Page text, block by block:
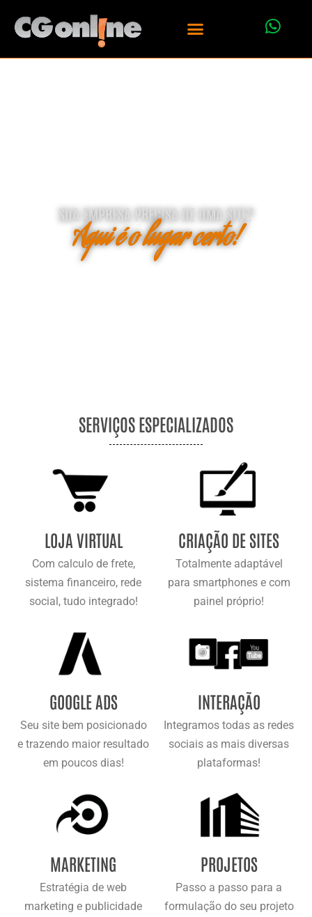
SUA EMPRESA PRECISA DE UMA SITE?
Aqui é o lugar certo!
SERVIÇOS ESPECIALIZADOS
LOJA VIRTUAL
Com calculo de frete,
sistema financeiro, rede
social, tudo integrado!
CRIAÇÃO DE SITES
Totalmente adaptável
para smartphones e com
painel próprio!
GOOGLE ADS
Seu site bem posicionado
e trazendo maior resultado
em poucos dias!
INTERAÇÃO
Integramos todas as redes
sociais as mais diversas
plataformas!
MARKETING
Estratégia de web
marketing e publicidade
PROJETOS
Passo a passo para a
formulação do seu projeto